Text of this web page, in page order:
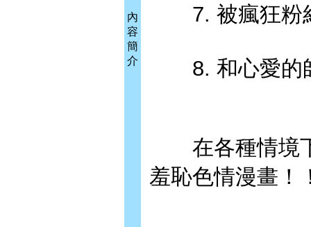
內
容
簡
介
7. 被瘋狂粉
8. 和心愛的
在各種情境下
羞恥色情漫畫！